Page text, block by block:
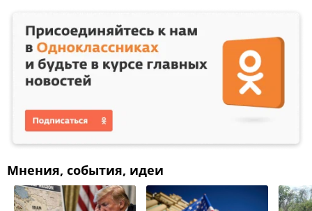
Мнения, события, идеи